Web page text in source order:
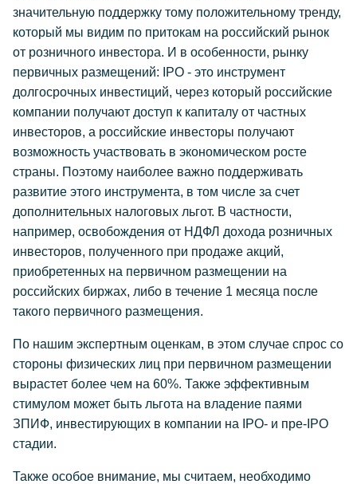
значительную поддержку тому положительному тренду,
который мы видим по притокам на российский рынок
от розничного инвестора. И в особенности, рынку
первичных размещений: IPO - это инструмент
долгосрочных инвестиций, через который российские
компании получают доступ к капиталу от частных
инвесторов, а российские инвесторы получают
возможность участвовать в экономическом росте
страны. Поэтому наиболее важно поддерживать
развитие этого инструмента, в том числе за счет
дополнительных налоговых льгот. В частности,
например, освобождения от НДФЛ дохода розничных
инвесторов, полученного при продаже акций,
приобретенных на первичном размещении на
российских биржах, либо в течение 1 месяца после
такого первичного размещения.
По нашим экспертным оценкам, в этом случае спрос со
стороны физических лиц при первичном размещении
вырастет более чем на 60%. Также эффективным
стимулом может быть льгота на владение паями
ЗПИФ, инвестирующих в компании на IPO- и пре-IPO
стадии.
Также особое внимание, мы считаем, необходимо